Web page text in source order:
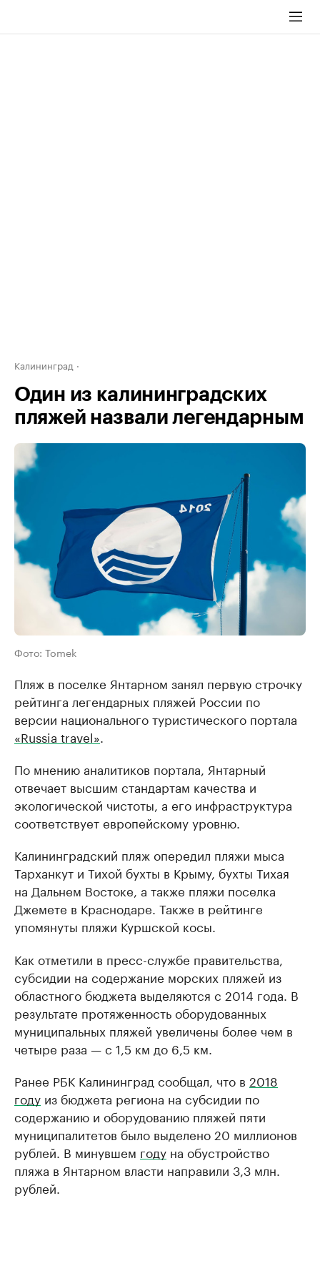
Калининград
Один из калининградских
пляжей назвали легендарным
Фото: Tomek
Пляж в поселке Янтарном занял первую строчку
рейтинга легендарных пляжей России по
версии национального туристического портала
«Russia travel»
По мнению аналитиков портала, Янтарный
отвечает высшим стандартам качества и
экологической чистоты, а его инфраструктура
соответствует европейскому уровню.
Калининградский пляж опередил пляжи мыса
Тарханкут и Тихой бухты в Крыму, бухты Тихая
на Дальнем Востоке, а также пляжи поселка
Джемете в Краснодаре. Также в рейтинге
упомянуты пляжи Куршской косы.
Как отметили в пресс-службе правительства,
субсидии на содержание морских пляжей из
областного бюджета выделяются с 2014 года. В
результате протяженность оборудованных
муниципальных пляжей увеличены более чем в
четыре раза — с 1,5 км до 6,5 км.
Ранее РБК Калининград сообщал, что в 2018
году из бюджета региона на субсидии по
содержанию и оборудованию пляжей пяти
муниципалитетов было выделено 20 миллионов
рублей. В минувшем году на обустройство
пляжа в Янтарном власти направили 3,3 млн.
рублей.